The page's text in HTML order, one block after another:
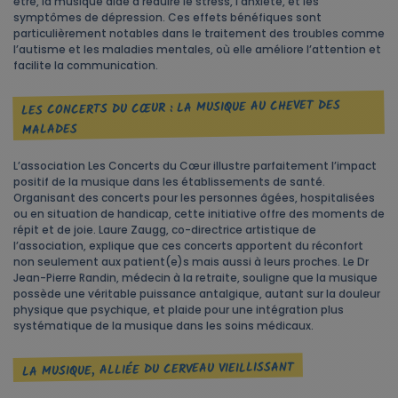
symptômes de dépression. Ces effets bénéfiques sont
particulièrement notables dans le traitement des troubles comme
l’autisme et les maladies mentales, où elle améliore l’attention et
facilite la communication.
LES CONCERTS DU CŒUR : LA MUSIQUE AU CHEVET DES
MALADES
L’association Les Concerts du Cœur illustre parfaitement l’impact
positif de la musique dans les établissements de santé.
Organisant des concerts pour les personnes âgées, hospitalisées
ou en situation de handicap, cette initiative offre des moments de
répit et de joie. Laure Zaugg, co-directrice artistique de
l’association, explique que ces concerts apportent du réconfort
non seulement aux patient(e)s mais aussi à leurs proches. Le Dr
Jean-Pierre Randin, médecin à la retraite, souligne que la musique
possède une véritable puissance antalgique, autant sur la douleur
physique que psychique, et plaide pour une intégration plus
systématique de la musique dans les soins médicaux.
LA MUSIQUE, ALLIÉE DU CERVEAU VIEILLISSANT